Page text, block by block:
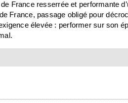
France resserrée et performante
France, passage obligé pour
élevée : performer sur son